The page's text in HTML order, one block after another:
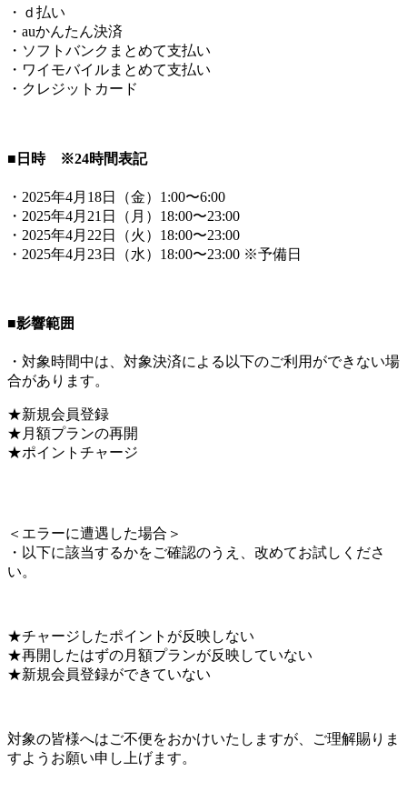
・ｄ払い
・auかんたん決済
・ソフトバンクまとめて支払い
・ワイモバイルまとめて支払い
・クレジットカード
■日時 ※24時間表記
・2025年4月18日（金）1:00〜6:00
・2025年4月21日（月）18:00〜23:00
・2025年4月22日（火）18:00〜23:00
・2025年4月23日（水）18:00〜23:00 ※予備日
■影響範囲
・対象時間中は、対象決済による以下のご利用ができない場
合があります。
★新規会員登録
★月額プランの再開
★ポイントチャージ
＜ エラーに遭遇した場合 ＞
・以下に該当するかをご確認のうえ、改めてお試しくださ
い。
★チャージしたポイントが反映しない
★再開したはずの月額プランが反映していない
★新規会員登録ができていない
対象の皆様へはご不便をおかけいたしますが、ご理解賜りま
すようお願い申し上げます。